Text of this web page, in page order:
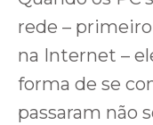
rede –
na Internet –
forma de se
passaram não